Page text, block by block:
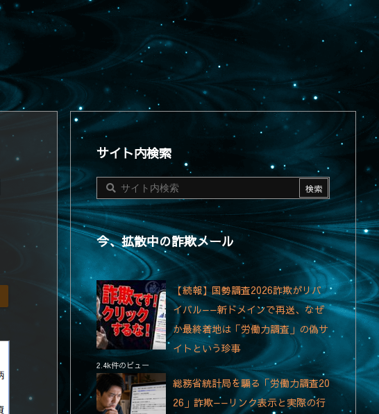
サイト内検索
今、拡散中の詐欺メール
【続報】国勢調査2026詐欺がリバ
イバル——新ドメインで再送、なぜ
か最終着地は「労働力調査」の偽サ
イトという珍事
2.4k件のビュー
総務省統計局を騙る「労働力調査20
26」詐欺——リンク表示と実際の行